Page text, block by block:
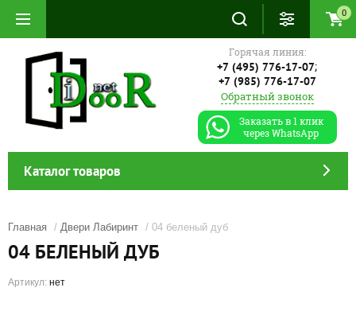
0
Горячая линия:
+7 (495) 776-17-07;
+7 (985) 776-17-07
Обратный звонок
Заказать в 1 клик
через WhatsApp
Каталог товаров
Главная / Двери Лабиринт / 04 беленый дуб
04 БЕЛЕНЫЙ ДУБ
Артикул: нет